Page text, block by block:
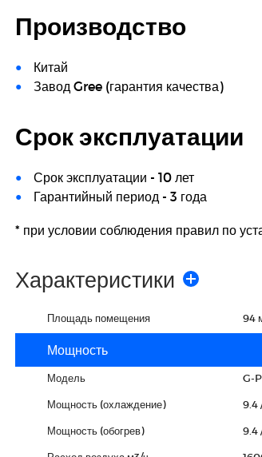
Производство
Китай
Завод Gree (гарантия качества)
Срок эксплуатации
Срок эксплуатации - 10 лет
Гарантийный период - 3 года
* при условии соблюдения правил по
Характеристики
Площадь помещения 94
Мощность
Модель G-
Мощность (охлаждение) 9.4
Мощность (обогрев) 9.4